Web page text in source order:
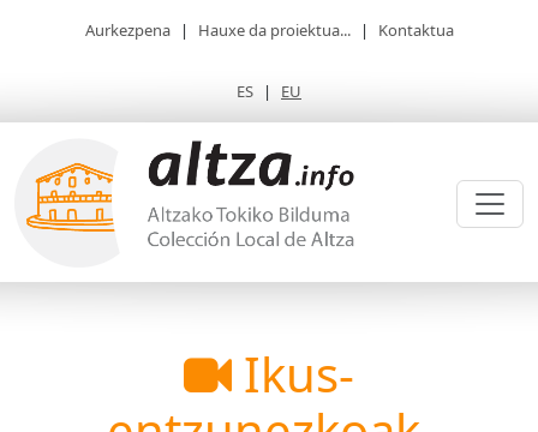
Aurkezpena | Hauxe da proiektua... | Kontaktua
ES | EU
Ikus-